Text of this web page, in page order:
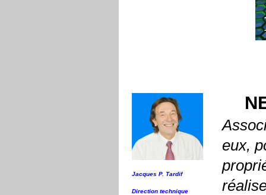
Jacques P. Tardif
Direction technique
eux,